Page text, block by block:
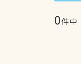
0件中